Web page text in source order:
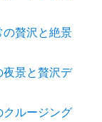
贅沢と絶景
夜景と贅沢デ
ルージング